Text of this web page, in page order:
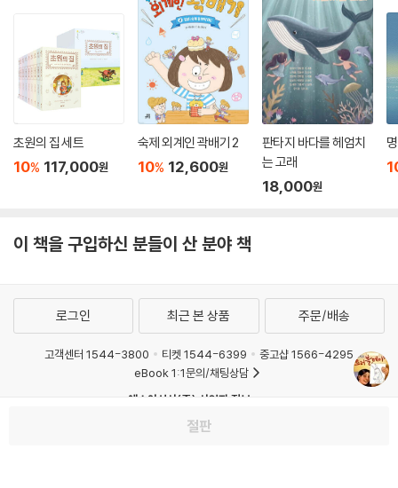
초원의 집 세트
10% 117,000원
숙제 외계인 곽배기 2
10% 12,600원
판타지 바다를 헤엄치
는 고래
18,000원
이 책을 구입하신 분들이 산 분야 책
절판
로그인 최근 본 상품 주문/배송
고객센터 1544-3800 티켓 1544-6399
중고샵 1566-4295
eBook 1:1문의/채팅상담
예스이십사(주) 사업자 정보
개인정보처리방침